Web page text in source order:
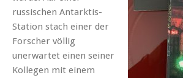
russischen Antarktis-
Station stach einer der
Forscher völlig
unerwartet einen seiner
Kollegen mit einem